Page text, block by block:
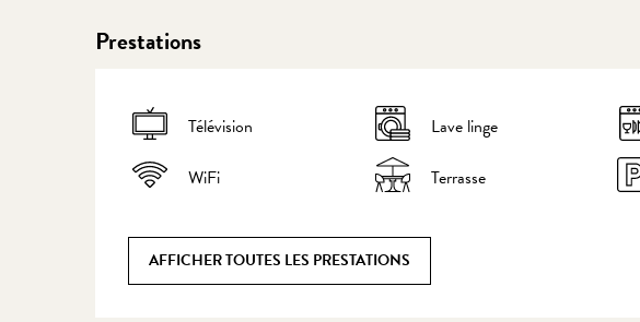
Prestations
Télévision Lave linge
WiFi
Terrasse
AFFICHER TOUTES LES PRESTATIONS